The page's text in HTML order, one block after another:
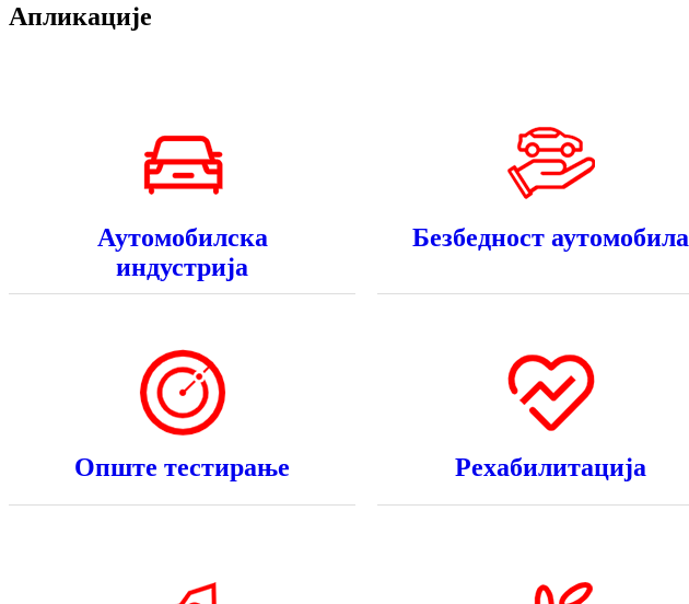
Апликације
Аутомобилска
индустрија
Безбедност аутомобила
Опште тестирање Рехабилитација